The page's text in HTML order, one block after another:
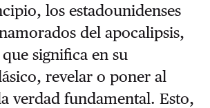
los estadounidenses
del apocalipsis,
significa en su
revelar o poner al
verdad fundamental. Esto,